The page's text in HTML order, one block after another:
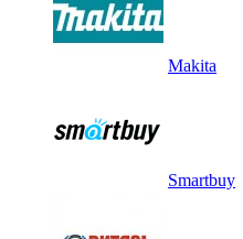
Makita
Smartbuy